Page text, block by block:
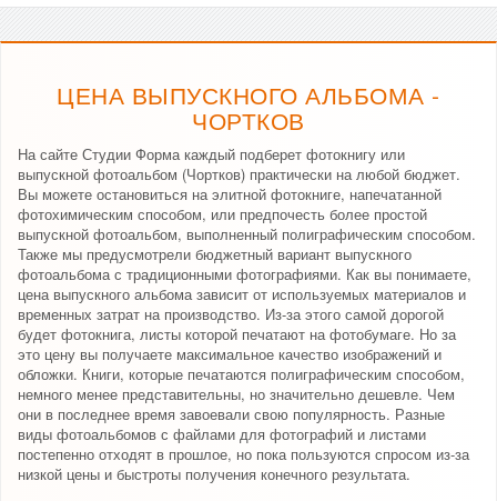
ЦЕНА ВЫПУСКНОГО АЛЬБОМА -
ЧОРТКОВ
На сайте Студии Форма каждый подберет фотокнигу или
выпускной фотоальбом (Чортков) практически на любой бюджет.
Вы можете остановиться на элитной фотокниге, напечатанной
фотохимическим способом, или предпочесть более простой
выпускной фотоальбом, выполненный полиграфическим способом.
Также мы предусмотрели бюджетный вариант выпускного
фотоальбома с традиционными фотографиями. Как вы понимаете,
цена выпускного альбома зависит от используемых материалов и
временных затрат на производство. Из-за этого самой дорогой
будет фотокнига, листы которой печатают на фотобумаге. Но за
это цену вы получаете максимальное качество изображений и
обложки. Книги, которые печатаются полиграфическим способом,
немного менее представительны, но значительно дешевле. Чем
они в последнее время завоевали свою популярность. Разные
виды фотоальбомов с файлами для фотографий и листами
постепенно отходят в прошлое, но пока пользуются спросом из-за
низкой цены и быстроты получения конечного результата.